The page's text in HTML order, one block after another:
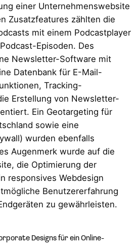
einer Unternehmenswebsite
Zusatzfeatures zählten die
mit einem Podcastplayer
Episoden. Des
Newsletter-Software mit
Datenbank für E-Mail-
Tracking-
Erstellung von Newsletter-
Ein Geotargeting für
sowie eine
wurden ebenfalls
Augenmerk wurde auf die
die Optimierung der
responsives Webdesign
Benutzererfahrung
zu gewährleisten.
Designs für ein Online-